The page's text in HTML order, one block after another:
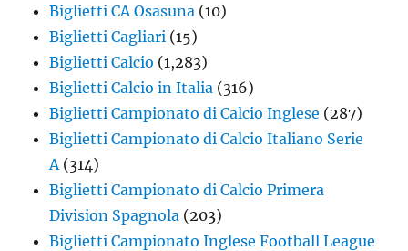
Biglietti CA Osasuna (10)
Biglietti Cagliari (15)
Biglietti Calcio (1,283)
Biglietti Calcio in Italia (316)
Biglietti Campionato di Calcio Inglese (287)
Biglietti Campionato di Calcio Italiano Serie
A (314)
Biglietti Campionato di Calcio Primera
Division Spagnola (203)
Biglietti Campionato Inglese Football League